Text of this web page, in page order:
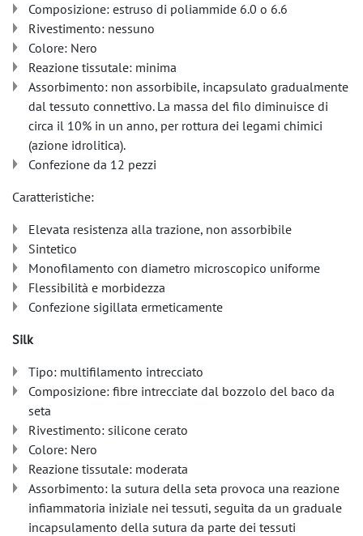
Composizione: estruso di poliammide 6.0 o 6.6
Rivestimento: nessuno
Colore: Nero
Reazione tissutale: minima
Assorbimento: non assorbibile, incapsulato gradualmente
dal tessuto connettivo. La massa del filo diminuisce di
circa il 10% in un anno, per rottura dei legami chimici
(azione idrolitica).
Confezione da 12 pezzi
Caratteristiche:
Elevata resistenza alla trazione, non assorbibile
Sintetico
Monofilamento con diametro microscopico uniforme
Flessibilità e morbidezza
Confezione sigillata ermeticamente
Silk
Tipo: multifilamento intrecciato
Composizione: fibre intrecciate dal bozzolo del baco da
seta
Rivestimento: silicone cerato
Colore: Nero
Reazione tissutale: moderata
Assorbimento: la sutura della seta provoca una reazione
infiammatoria iniziale nei tessuti, seguita da un graduale
incapsulamento della sutura da parte dei tessuti